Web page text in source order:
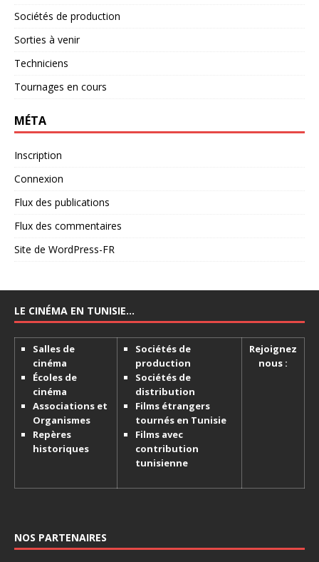
Sociétés de production
Sorties à venir
Techniciens
Tournages en cours
MÉTA
Inscription
Connexion
Flux des publications
Flux des commentaires
Site de WordPress-FR
LE CINÉMA EN TUNISIE…
Salles de
cinéma
Écoles de
cinéma
Associations et
Organismes
Repères
historiques
Sociétés de
production
Sociétés de
distribution
Films étrangers
tournés en Tunisie
Films avec
contribution
tunisienne
Rejoignez
nous :
NOS PARTENAIRES